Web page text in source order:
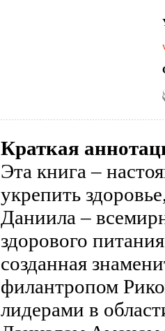
Краткая
Эта книга –
укрепить
Даниила –
здорового
созданная
филантропом
лидерами в